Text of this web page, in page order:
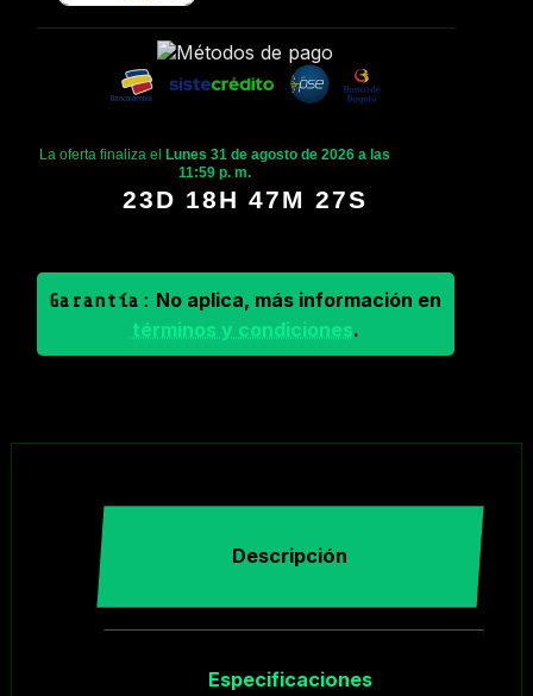
La oferta finaliza el
Lunes 31 de agosto de 2026 a las
11:59 p. m.
23D 18H 47M 27S
Garantía: No aplica, más información en
términos y condiciones.
Descripción
Especificaciones